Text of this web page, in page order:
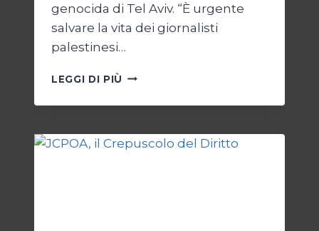
genocida di Tel Aviv. “È urgente
salvare la vita dei giornalisti
palestinesi…
LEGGI DI PIÙ GIORNALISTI,
APPELLO
GAZA